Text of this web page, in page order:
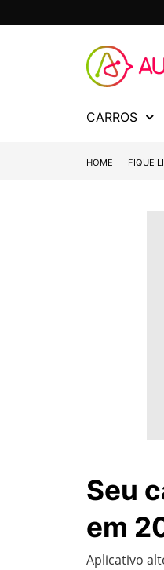
CARROS
HOME FIQUE
Seu
em
Aplicativo